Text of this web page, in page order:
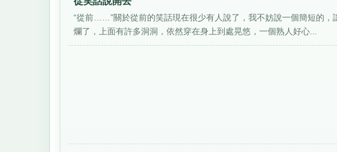
“從前……”關於從前的笑話現在很少有人說了，我不妨說一個簡短的
爛了，上面有許多洞洞，依然穿在身上到處晃悠，一個熟人好心...